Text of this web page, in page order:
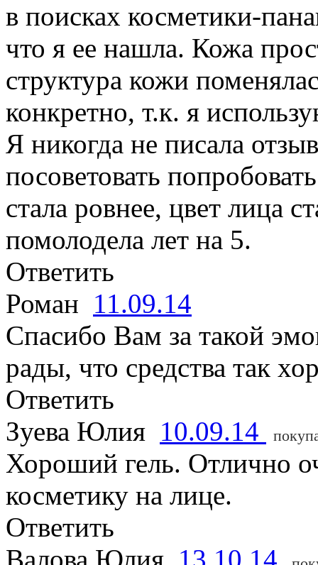
в поисках косметики-
что я ее нашла. Кожа
структура кожи
конкретно, т.к. я
Я никогда не писала
посоветовать
стала ровнее, цвет лица
помолодела лет на 5.
Ответить
Роман 11.09.14
Спасибо Вам за такой
рады, что средства так
Ответить
Зуева Юлия 10.09.14
Хороший гель. Отлично
косметику на лице.
Ответить